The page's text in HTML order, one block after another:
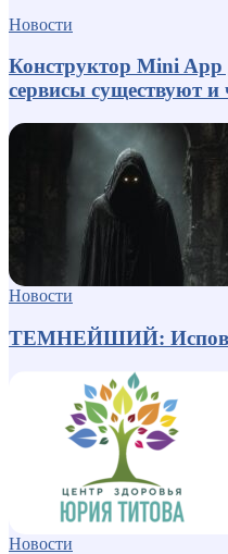
Новости
Конструктор Mini App
сервисы существуют
Новости
ТЕМНЕЙШИЙ:
Новости